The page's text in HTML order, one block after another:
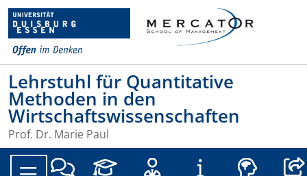
Lehrstuhl für Quantitative
Methoden in den
Wirtschaftswissenschaften
Prof. Dr. Marie Paul